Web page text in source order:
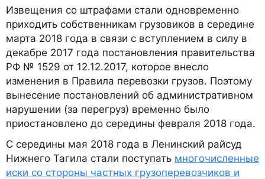
Извещения со штрафами стали одновременно
приходить собственникам грузовиков в середине
марта 2018 года в связи с вступлением в силу в
декабре 2017 года постановления правительства
РФ № 1529 от 12.12.2017, которое внесло
изменения в Правила перевозки грузов. Поэтому
вынесение постановлений об административном
нарушении (за перегруз) временно было
приостановлено до середины февраля 2018 года.
С середины мая 2018 года в Ленинский райсуд
Нижнего Тагила стали поступать многочисленные
иски со стороны частных грузоперевозчиков и